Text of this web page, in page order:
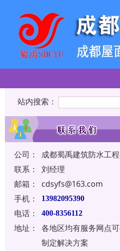
站内搜索：
公司：
成都蜀禹建筑防水工
联系：
刘经理
邮箱：
cdsyfs@163.com
手机：
13982095390
电话： 400-8356112
地址：
各地区均有服务网点
制定解决方案